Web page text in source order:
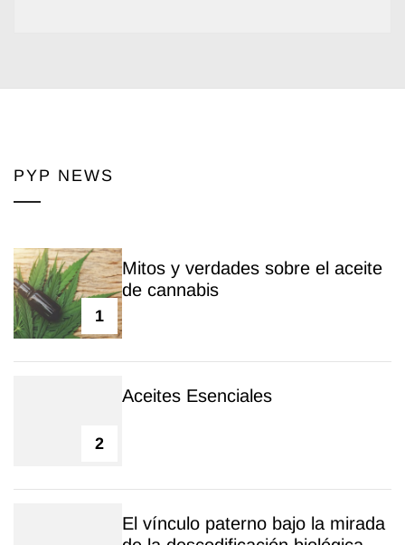
PYP NEWS
1
Mitos y verdades sobre el aceite
de cannabis
2
Aceites Esenciales
El vínculo paterno bajo la mirada